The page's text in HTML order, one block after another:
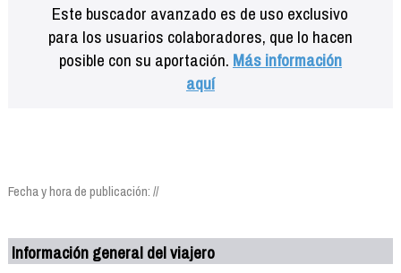
Este buscador avanzado es de uso exclusivo
para los usuarios colaboradores, que lo hacen
posible con su aportación. Más información
aquí
Fecha y hora de publicación: //
Información general del viajero